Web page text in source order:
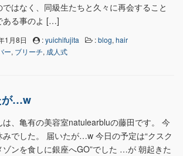
ではなく、同級生たちと久々に再会すること
ある事のよ […]
1月8日 :yuichifujita :blog, hair
ー, ブリーチ, 成人式
が…w
は、亀有の美容室natulearbluの藤田です。 今
みでした。 届いたが…w 今日の予定は“クスク
ゾンを食しに銀座へGO”でした …が 朝起きた